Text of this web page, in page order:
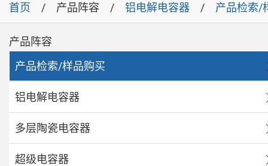
首页 产品阵容 铝电解电容器 产品检索/
产品阵容
产品检索/样品购买
铝电解电容器
多层陶瓷电容器
超级电容器